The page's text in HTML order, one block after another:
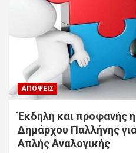
ΑΠΌΨΕΙΣ
Έκδηλη και προφανής
Δημάρχου Παλλήνης
Απλής Αναλογικής